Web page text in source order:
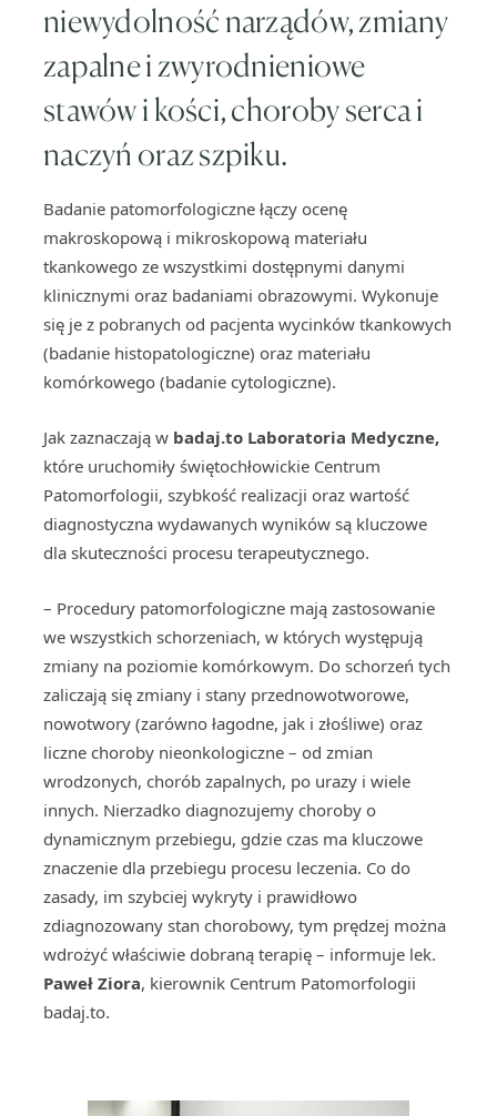
niewydolność narządów, zmiany
zapalne i zwyrodnieniowe
stawów i kości, choroby serca i
naczyń oraz szpiku.
Badanie patomorfologiczne łączy ocenę
makroskopową i mikroskopową materiału
tkankowego ze wszystkimi dostępnymi danymi
klinicznymi oraz badaniami obrazowymi. Wykonuje
się je z pobranych od pacjenta wycinków tkankowych
(badanie histopatologiczne) oraz materiału
komórkowego (badanie cytologiczne).
Jak zaznaczają w badaj.to Laboratoria Medyczne,
które uruchomiły świętochłowickie Centrum
Patomorfologii, szybkość realizacji oraz wartość
diagnostyczna wydawanych wyników są kluczowe
dla skuteczności procesu terapeutycznego.
– Procedury patomorfologiczne mają zastosowanie
we wszystkich schorzeniach, w których występują
zmiany na poziomie komórkowym. Do schorzeń tych
zaliczają się zmiany i stany przednowotworowe,
nowotwory (zarówno łagodne, jak i złośliwe) oraz
liczne choroby nieonkologiczne – od zmian
wrodzonych, chorób zapalnych, po urazy i wiele
innych. Nierzadko diagnozujemy choroby o
dynamicznym przebiegu, gdzie czas ma kluczowe
znaczenie dla przebiegu procesu leczenia. Co do
zasady, im szybciej wykryty i prawidłowo
zdiagnozowany stan chorobowy, tym prędzej można
wdrożyć właściwie dobraną terapię – informuje lek.
Paweł Ziora, kierownik Centrum Patomorfologii
badaj.to.